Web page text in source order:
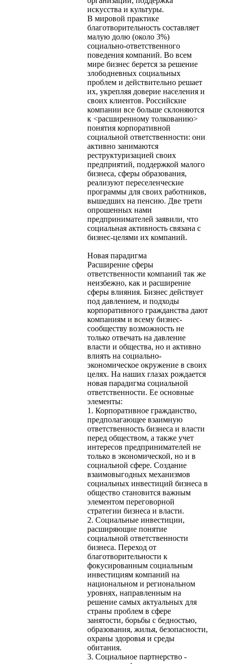
искусства и культуры.
В мировой практике
благотворительность составляет
малую долю (около 3%)
социально-ответственного
поведения компаний. Во всем
мире бизнес берется за решение
злободневных социальных
проблем и действительно решает
их, укрепляя доверие населения и
своих клиентов. Российские
компании все больше склоняются
к <расширенному толкованию>
понятия корпоративной
социальной ответственности: они
активно занимаются
реструктуризацией своих
предприятий, поддержкой малого
бизнеса, сферы образования,
реализуют переселенческие
программы для своих работников,
вышедших на пенсию. Две трети
опрошенных нами
предпринимателей заявили, что
социальная активность связана с
бизнес-целями их компаний.
Новая парадигма
Расширение сферы
ответственности компаний так же
неизбежно, как и расширение
сферы влияния. Бизнес действует
под давлением, и подходы
корпоративного гражданства дают
компаниям и всему бизнес-
сообществу возможность не
только отвечать на давление
власти и общества, но и активно
влиять на социально-
экономическое окружение в своих
целях. На наших глазах рождается
новая парадигма социальной
ответственности. Ее основные
элементы:
1. Корпоративное гражданство,
предполагающее взаимную
ответственность бизнеса и власти
перед обществом, а также учет
интересов предпринимателей не
только в экономической, но и в
социальной сфере. Создание
взаимовыгодных механизмов
социальных инвестиций бизнеса в
общество становится важным
элементом переговорной
стратегии бизнеса и власти.
2. Социальные инвестиции,
расширяющие понятие
социальной ответственности
бизнеса. Переход от
благотворительности к
фокусированным социальным
инвестициям компаний на
национальном и региональном
уровнях, направленным на
решение самых актуальных для
страны проблем в сфере
занятости, борьбы с бедностью,
образования, жилья, безопасности,
охраны здоровья и среды
обитания.
3. Социальное партнерство -